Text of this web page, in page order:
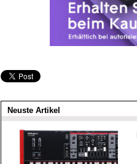
Neuste Artikel